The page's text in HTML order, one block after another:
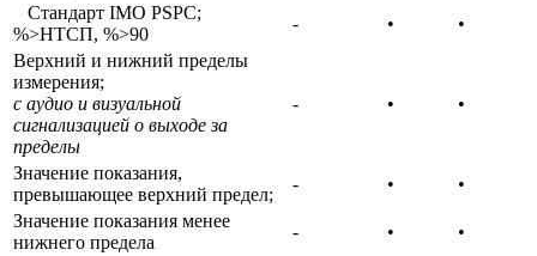
Стандарт IMO PSPC;
%>НТСП, %>90
- •
•
Верхний и нижний пределы
измерения;
с аудио и визуальной
сигнализацией о выходе за
пределы
- • •
Значение показания,
превышающее верхний предел;
- •
•
Значение показания менее
нижнего предела
- •
•